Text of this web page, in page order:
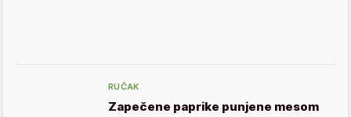
RUČAK
Zapečene paprike punjene mesom